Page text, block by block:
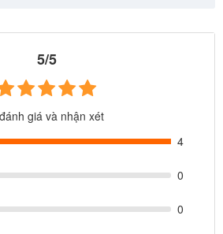
5/5
giá và nhận xét
4
0
0